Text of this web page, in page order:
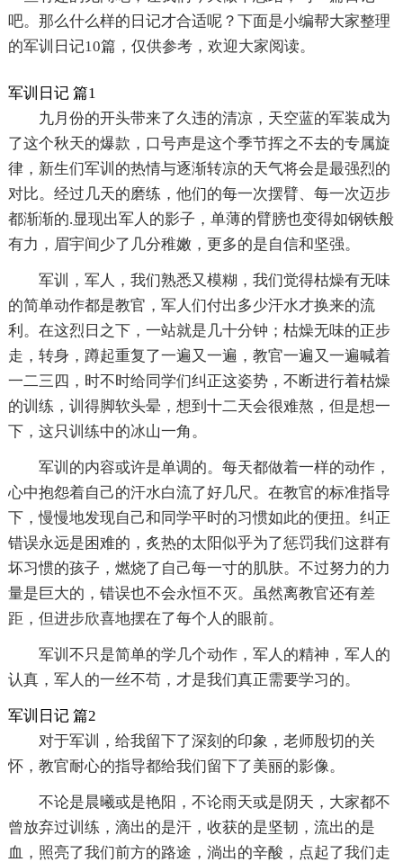
吧。那么什么样的日记才合适呢？下面是小编帮大家整理
的军训日记10篇，仅供参考，欢迎大家阅读。
军训日记 篇1
九月份的开头带来了久违的清凉，天空蓝的军装成为
了这个秋天的爆款，口号声是这个季节挥之不去的专属旋
律，新生们军训的热情与逐渐转凉的天气将会是最强烈的
对比。经过几天的磨练，他们的每一次摆臂、每一次迈步
都渐渐的.显现出军人的影子，单薄的臂膀也变得如钢铁般
有力，眉宇间少了几分稚嫩，更多的是自信和坚强。
军训，军人，我们熟悉又模糊，我们觉得枯燥有无味
的简单动作都是教官，军人们付出多少汗水才换来的流
利。在这烈日之下，一站就是几十分钟；枯燥无味的正步
走，转身，蹲起重复了一遍又一遍，教官一遍又一遍喊着
一二三四，时不时给同学们纠正这姿势，不断进行着枯燥
的训练，训得脚软头晕，想到十二天会很难熬，但是想一
下，这只训练中的冰山一角。
军训的内容或许是单调的。每天都做着一样的动作，
心中抱怨着自己的汗水白流了好几尺。在教官的标准指导
下，慢慢地发现自己和同学平时的习惯如此的便扭。纠正
错误永远是困难的，炙热的太阳似乎为了惩罚我们这群有
坏习惯的孩子，燃烧了自己每一寸的肌肤。不过努力的力
量是巨大的，错误也不会永恒不灭。虽然离教官还有差
距，但进步欣喜地摆在了每个人的眼前。
军训不只是简单的学几个动作，军人的精神，军人的
认真，军人的一丝不苟，才是我们真正需要学习的。
军训日记 篇2
对于军训，给我留下了深刻的印象，老师殷切的关
怀，教官耐心的指导都给我们留下了美丽的影像。
不论是晨曦或是艳阳，不论雨天或是阴天，大家都不
曾放弃过训练，滴出的是汗，收获的是坚韧，流出的是
血，照亮了我们前方的路途，淌出的辛酸，点起了我们走